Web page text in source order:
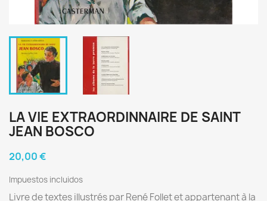
LA VIE EXTRAORDINNAIRE DE SAINT
JEAN BOSCO
20,00 €
Impuestos incluidos
Livre de textes illustrés par René Follet et appartenant à la